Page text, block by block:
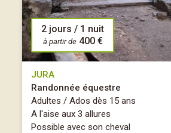
2 jours / 1 nuit
à partir de 400 €
JURA
Randonnée équestre
Adultes / Ados dès 15 ans
A l'aise aux 3 allures
Possible avec son cheval